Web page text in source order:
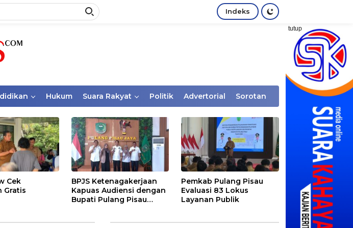
Indeks
tutup
Hukum Suara Rakyat Politik Advertorial Sorotan
Cek
Gratis
BPJS Ketenagakerjaan
Kapuas Audiensi dengan
Bupati Pulang Pisau
Pemkab Pulang Pisau
Evaluasi 83 Lokus
Layanan Publik